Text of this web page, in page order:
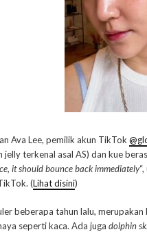
Ava Lee, pemilik akun TikTok
jelly terkenal asal AS) dan kue
it should bounce back immediately
(Lihat disini)
beberapa tahun lalu,
seperti kaca. Ada juga dolphin